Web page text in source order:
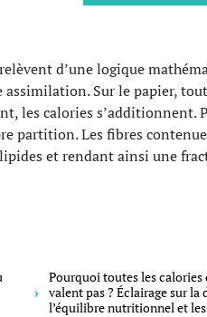
d’une logique
Sur le papier,
les calories s’additionnent.
partition. Les fibres
et rendant ainsi une
Pourquoi toutes les calories
valent pas ? Éclairage sur la
l’équilibre nutritionnel et